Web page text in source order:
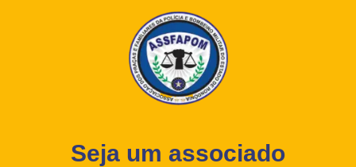
Seja um associado